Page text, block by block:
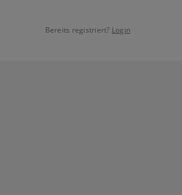
Bereits registriert? Login